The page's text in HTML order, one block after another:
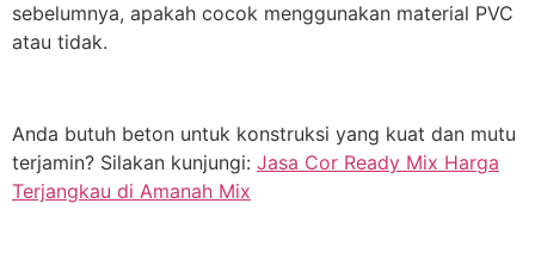
sebelumnya, apakah cocok menggunakan material PVC
atau tidak.
Anda butuh beton untuk konstruksi yang kuat dan mutu
terjamin? Silakan kunjungi: Jasa Cor Ready Mix Harga
Terjangkau di Amanah Mix